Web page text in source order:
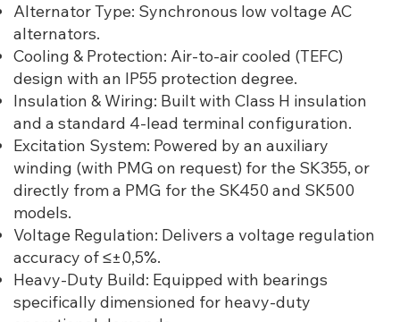
Alternator Type: Synchronous low voltage AC
alternators.
Cooling & Protection: Air-to-air cooled (TEFC)
design with an IP55 protection degree.
Insulation & Wiring: Built with Class H insulation
and a standard 4-lead terminal configuration.
Excitation System: Powered by an auxiliary
winding (with PMG on request) for the SK355, or
directly from a PMG for the SK450 and SK500
models.
Voltage Regulation: Delivers a voltage regulation
accuracy of ≤±0,5%.
Heavy-Duty Build: Equipped with bearings
specifically dimensioned for heavy-duty